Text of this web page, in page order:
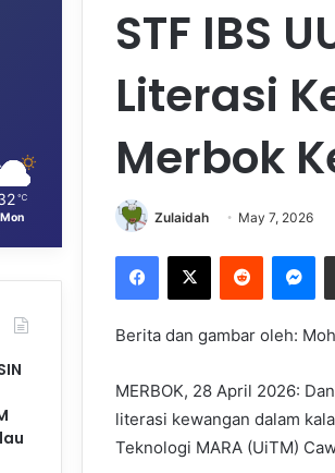
STF IBS
Literasi
Merbok
Zulaidah May 7, 2026
Berita dan gambar oleh:
MERBOK, 28 April 2026:
literasi kewangan dalam
Teknologi MARA (UiTM)
℃
Mon